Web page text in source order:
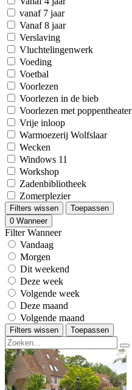
vanaf 7 jaar
Vanaf 8 jaar
Verslaving
Vluchtelingenwerk
Voeding
Voetbal
Voorlezen
Voorlezen in de bieb
Voorlezen met poppentheater
Vrije inloop
Warmoezerij Wolfslaar
Wecken
Windows 11
Workshop
Zadenbibliotheek
Zomerplezier
Filters wissen
Toepassen
0 Wanneer
Filter Wanneer
Vandaag
Morgen
Dit weekend
Deze week
Volgende week
Deze maand
Volgende maand
Filters wissen Toepassen